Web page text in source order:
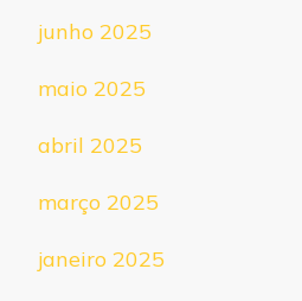
junho 2025
maio 2025
abril 2025
março 2025
janeiro 2025